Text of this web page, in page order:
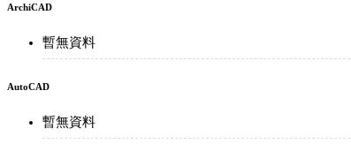
ArchiCAD
暫無資料
AutoCAD
暫無資料